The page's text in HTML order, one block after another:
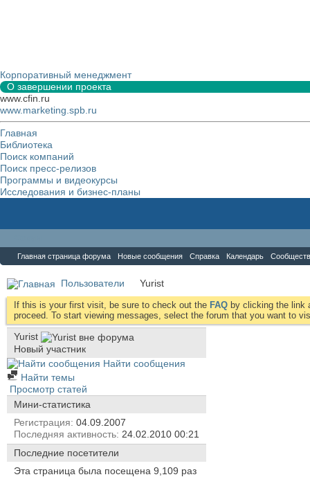
Корпоративный менеджмент
О завершении проекта
www.cfin.ru
www.marketing.spb.ru
Главная
Библиотека
Поиск компаний
Поиск пресс-релизов
Программы и видеокурсы
Исследования и бизнес-планы
Главная страница форума Новые сообщения Справка Календарь
Пользователи Yurist
If this is your first visit, be sure to check out the FAQ by clicking the link
proceed. To start viewing messages, select the forum that you want to
Yurist
Новый участник
Найти сообщения
Найти темы
Просмотр статей
Мини-статистика
Регистрация 04.09.2007
Последняя активность 24.02.2010 00:21
Последние посетители
Эта страница была посещена 9,109 раз